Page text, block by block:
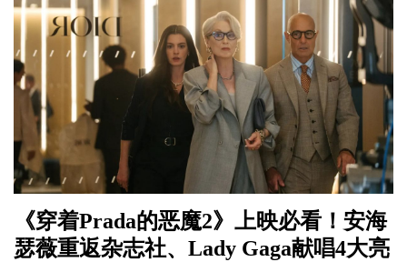
《穿着Prada的恶魔2》上映必看！安海
瑟薇重返杂志社、Lady Gaga献唱4大亮